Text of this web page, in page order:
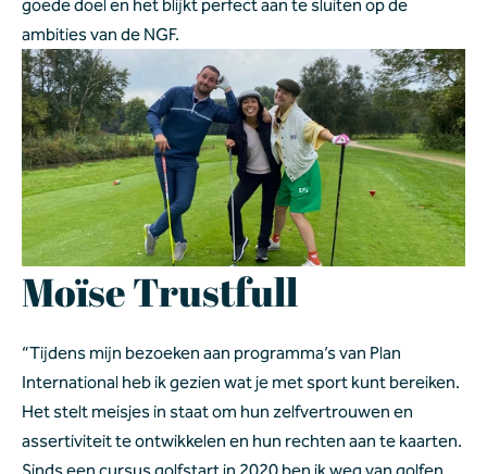
goede doel en het blijkt perfect aan te sluiten op de
ambities van de NGF.
Moïse Trustfull
“Tijdens mijn bezoeken aan programma’s van Plan
International heb ik gezien wat je met sport kunt bereiken.
Het stelt meisjes in staat om hun zelfvertrouwen en
assertiviteit te ontwikkelen en hun rechten aan te kaarten.